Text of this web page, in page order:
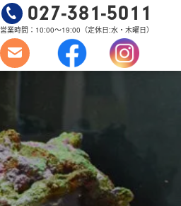
027-381-5011
営業時間：10:00～19:00 （定休日:水・木曜日）